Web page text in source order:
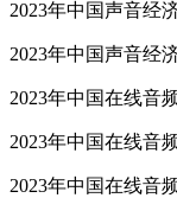
2023年中国声音经
2023年中国声音经
2023年中国在线音
2023年中国在线音
2023年中国在线音